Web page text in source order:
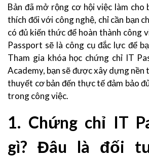
Bản đã mở rộng cơ hội việc làm cho
thích đối với công nghệ, chỉ cần bạn
có đủ kiến thức để hoàn thành công
Passport sẽ là công cụ đắc lực để
Tham gia khóa học chứng chỉ IT
Academy, bạn sẽ được xây dựng
thuyết cơ bản đến thực tế đảm bảo
trong công việc.
1. Chứng chỉ IT
gì? Đâu là đối